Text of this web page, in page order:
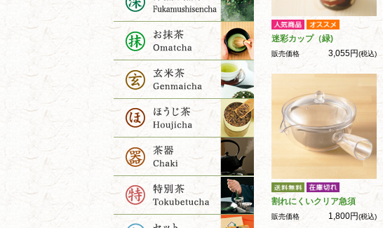
迷彩カップ（緑)
販売価格 3,055円(税込)
割れにくいクリア急須
販売価格 1,800円(税込)